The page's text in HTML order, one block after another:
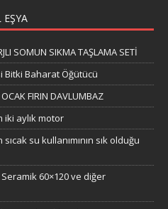
EL EŞYA
SOMUN SIKMA TAŞLAMA SETİ
Bitki Baharat Öğütücü
FIRIN DAVLUMBAZ
iki aylık motor
su kullanımının sık olduğu
60×120 ve diğer